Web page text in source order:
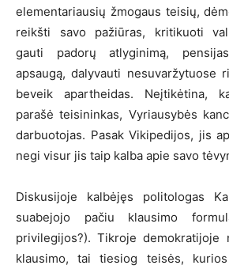
elementariausių žmogaus teisių,
reikšti savo pažiūras, kritikuoti
gauti padorų atlyginimą,
apsaugą, dalyvauti nesuvaržytuose
beveik apartheidas. Neįtikėtina,
parašė teisininkas, Vyriausybės
darbuotojas. Pasak Vikipedijos, jis
negi visur jis taip kalba apie savo
Diskusijoje kalbėjęs politologas
suabejojo pačiu klausimo
privilegijos?). Tikroje demokratijoje
klausimo, tai tiesiog teisės,